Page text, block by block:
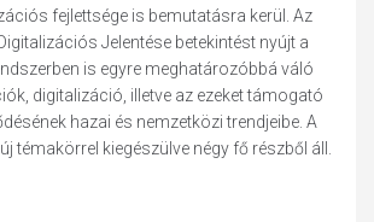
fejlettsége is bemutatásra kerül. Az
Jelentése betekintést nyújt a
is egyre meghatározóbbá váló
digitalizáció, illetve az ezeket támogató
hazai és nemzetközi trendjeibe. A
témakörrel kiegészülve négy fő részből áll.